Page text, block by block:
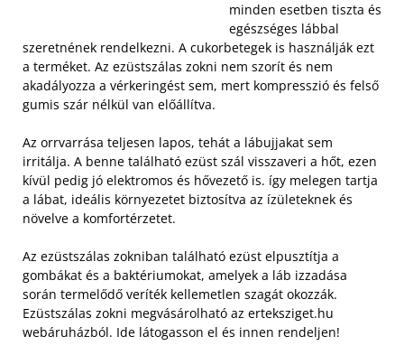
minden esetben tiszta és
egészséges lábbal
szeretnének rendelkezni. A cukorbetegek is használják ezt
a terméket. Az ezüstszálas zokni nem szorít és nem
akadályozza a vérkeringést sem, mert kompresszió és felső
gumis szár nélkül van előállítva.
Az orrvarrása teljesen lapos, tehát a lábujjakat sem
irritálja. A benne található ezüst szál visszaveri a hőt, ezen
kívül pedig jó elektromos és hővezető is. így melegen tartja
a lábat, ideális környezetet biztosítva az ízületeknek és
növelve a komfortérzetet.
Az ezüstszálas zokniban található ezüst elpusztítja a
gombákat és a baktériumokat, amelyek a láb izzadása
során termelődő veríték kellemetlen szagát okozzák.
Ezüstszálas zokni megvásárolható az erteksziget.hu
webáruházból. Ide látogasson el és innen rendeljen!